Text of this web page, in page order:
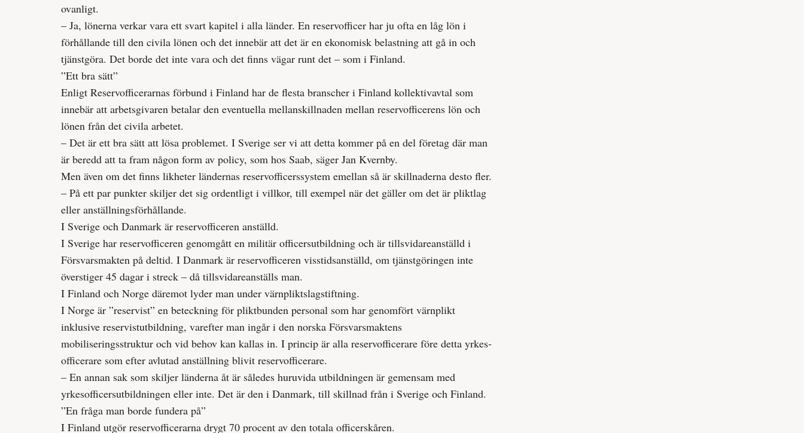
ovanligt.
– Ja, lönerna verkar vara ett svart kapitel i alla länder. En reservofficer har ju ofta en låg lön i
förhållande till den civila lönen och det innebär att det är en ekonomisk belastning att gå in och
tjänstgöra. Det borde det inte vara och det finns vägar runt det – som i Finland.
”Ett bra sätt”
Enligt Reservofficerarnas förbund i Finland har de flesta branscher i Finland kollektivavtal som
innebär att arbets­givaren betalar den eventuella mellanskillnaden mellan reservofficerens lön och
lönen från det civila arbetet.
– Det är ett bra sätt att lösa problemet. I Sverige ser vi att detta kommer på en del företag där man
är beredd att ta fram någon form av policy, som hos Saab, säger Jan Kvernby.
Men även om det finns likheter ländernas reservofficerssystem emellan så är skillnaderna desto fler.
– På ett par punkter skiljer det sig ordentligt i villkor, till exempel när det gäller om det är pliktlag
eller anställningsförhållande.
I Sverige och Danmark är reserv­officeren anställd.
I Sverige har reservofficeren genomgått en militär officersutbildning och är tillsvidareanställd i
Försvarsmakten på deltid. I Danmark är reservofficeren visstidsanställd, om tjänstgöringen inte
överstiger 45 dagar i streck – då tills­vidareanställs man.
I Finland och Norge däremot lyder man under värnpliktslagstiftning.
I Norge är ”reservist” en beteckning för pliktbunden personal som har genomfört värnplikt
inklusive reservist­utbildning, varefter man ingår i den norska Försvarsmaktens
mobiliseringsstruktur och vid behov kan kallas in. I princip är alla reservofficerare före detta yrkes­
officerare som efter avlutad anställning blivit reservofficerare.
– En annan sak som skiljer länderna åt är således huruvida utbildningen är gemensam med
yrkesofficers­utbildningen eller inte. Det är den i Danmark, till skillnad från i Sverige och Finland.
”En fråga man borde fundera på”
I Finland utgör reservofficerarna drygt 70 procent av den totala officerskåren.